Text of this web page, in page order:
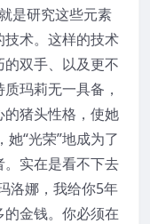
是研究这些元素
术。这样的技术
双手、以及更不
玛莉无一具备，
猪头性格，使她
“光荣”地成为了
实在是看不下去
洛娜，我给你5年
金钱。你必须在